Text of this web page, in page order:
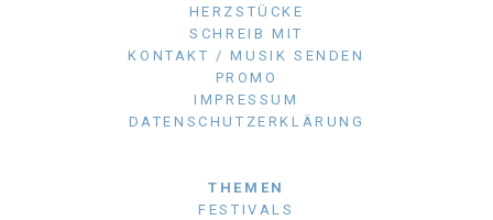
HERZSTÜCKE
SCHREIB MIT
KONTAKT / MUSIK SENDEN
PROMO
IMPRESSUM
DATENSCHUTZERKLÄRUNG
THEMEN
FESTIVALS